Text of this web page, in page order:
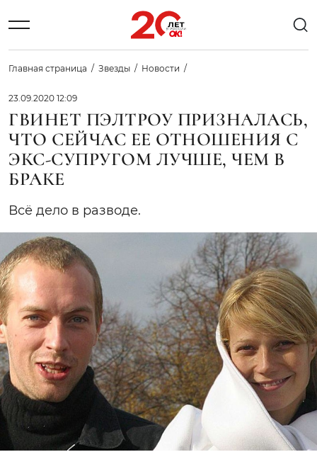
Главная страница Звезды Новости
23.09.2020 12:09
ГВИНЕТ ПЭЛТРОУ ПРИЗНАЛАСЬ,
ЧТО СЕЙЧАС ЕЕ ОТНОШЕНИЯ С
ЭКС-СУПРУГОМ ЛУЧШЕ, ЧЕМ В
БРАКЕ
Всё дело в разводе.